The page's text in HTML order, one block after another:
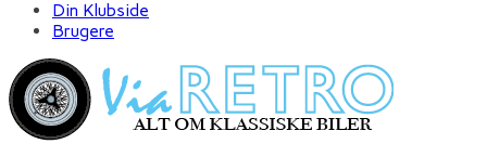
Din Klubside
Brugere